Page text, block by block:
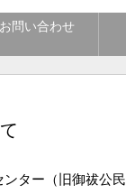
お問い合わせ
ター（旧御祓公民